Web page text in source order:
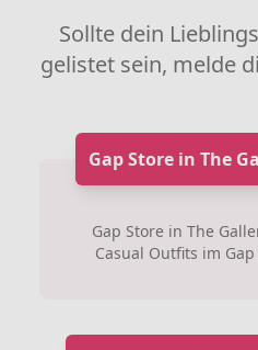
Sollte dein
gelistet sein, melde
Gap Store in The
Gap Store in The
Casual Outfits im